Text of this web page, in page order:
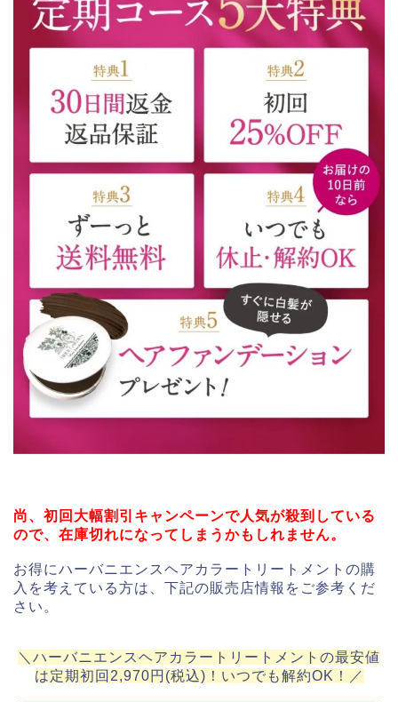
尚、初回大幅割引キャンペーンで人気が殺到している
ので、在庫切れになってしまうかもしれません。
お得にハーバニエンスヘアカラートリートメントの購
入を考えている方は、下記の販売店情報をご参考くだ
さい。
＼ハーバニエンスヘアカラートリートメントの最安値
は定期初回2,970円(税込)！いつでも解約OK！／